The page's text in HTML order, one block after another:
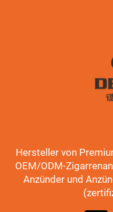
Hersteller von
OEM/ODM-
Anzünder und